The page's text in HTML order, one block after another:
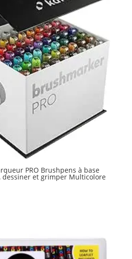
PRO Brushpens à base
dessiner et grimper Multicolore